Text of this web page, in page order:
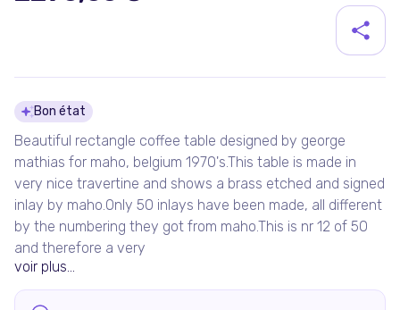
Détails du produit
Bon état
Beautiful rectangle coffee table designed by george
mathias for maho, belgium 1970's.This table is made in
very nice travertine and shows a brass etched and signed
inlay by maho.Only 50 inlays have been made, all different
by the numbering they got from maho.This is nr 12 of 50
and therefore a very
voir plus...